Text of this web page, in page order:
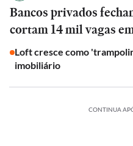
Bancos privados
cortam 14 mil vagas
Loft cresce como
imobiliário
CONTINUA